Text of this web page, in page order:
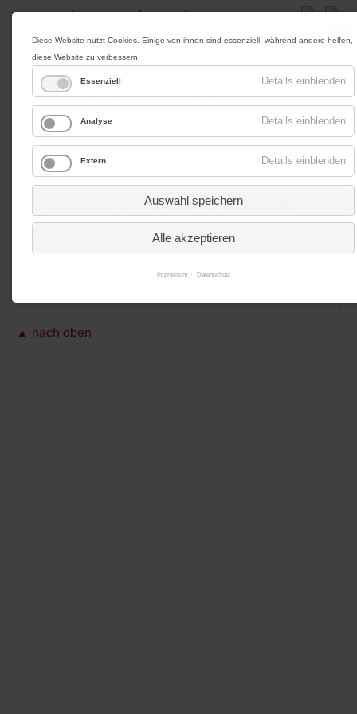
Impressum|Datenschutz|Kontakt|Anfahrt
Werbung
Menü
Hippologoca-Voltigier-
Cup 2015
▲ nach oben
Diese Website nutzt Cookies. Einige von ihnen sind essenziell, während andere helfen,
diese Website zu verbessern.
Essenziell Details einblenden
Analyse Details einblenden
Extern Details einblenden
Auswahl speichern
Alle akzeptieren
Impressum Datenschutz